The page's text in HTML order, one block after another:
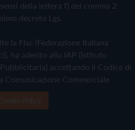
della lettera f) del comma 2
decreto Lgs.
la Fisc (Federazione Italiana
ha aderito allo IAP (Istituto
accettando il Codice di
Comunicazione Commerciale